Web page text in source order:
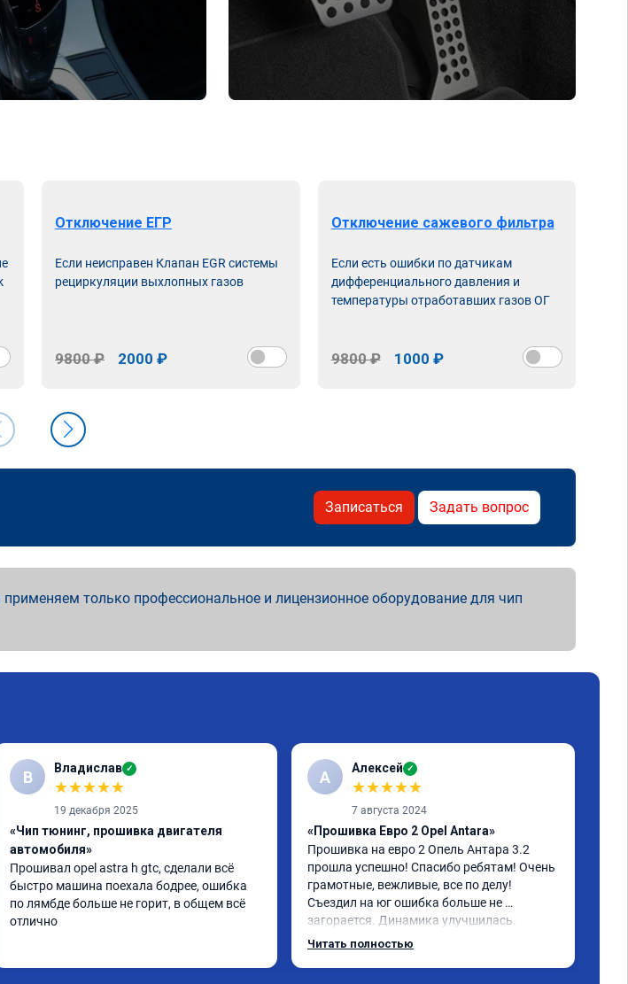
Отключение ЕГР
Если неисправен Клапан EGR системы
рециркуляции выхлопных газов
9800 ₽ 2000 ₽
Отключение сажевого фильтра
Если есть ошибки по датчикам
дифференциального давления и
температуры отработавших газов ОГ
9800 ₽ 1000 ₽
Записаться Задать вопрос
только профессиональное и лицензионное оборудование для чип
В Владислав ✓
★★★★★
19 декабря 2025
«Чип тюнинг, прошивка двигателя
автомобиля»
Прошивал opel astra h gtc, сделали всё
быстро машина поехала бодрее, ошибка
по лямбде больше не горит, в общем всё
отлично
А Алексей ✓
★★★★★
7 августа 2024
«Прошивка Евро 2 Opel Antara»
Прошивка на евро 2 Опель Антара 3.2
прошла успешно! Спасибо ребятам! Очень
грамотные, вежливые, все по делу!
Съездил на юг ошибка больше не
загорается. Динамика улучшилась.
Советую данный сервис. Ещё раз
Читать полностью